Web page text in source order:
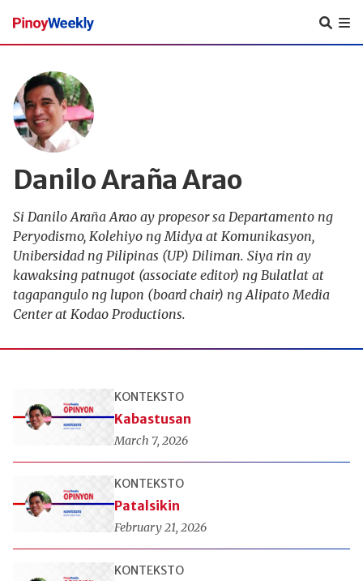
Pinoy
Weekly
Danilo Araña Arao
Si Danilo Araña Arao ay propesor sa Departamento ng
Peryodismo, Kolehiyo ng Midya at Komunikasyon,
Unibersidad ng Pilipinas (UP) Diliman. Siya rin ay
kawaksing patnugot (associate editor) ng Bulatlat at
tagapangulo ng lupon (board chair) ng Alipato Media
Center at Kodao Productions.
KONTEKSTO
Kabastusan
March 7, 2026
KONTEKSTO
Patalsikin
February 21, 2026
KONTEKSTO